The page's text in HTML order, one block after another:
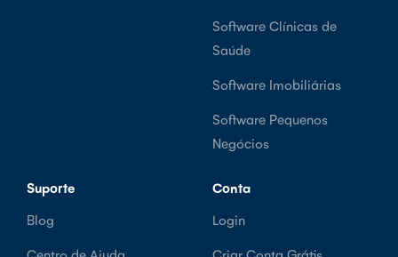
Software Clínicas de
Saúde
Software Imobiliárias
Software Pequenos
Negócios
Suporte
Blog
Conta
Login